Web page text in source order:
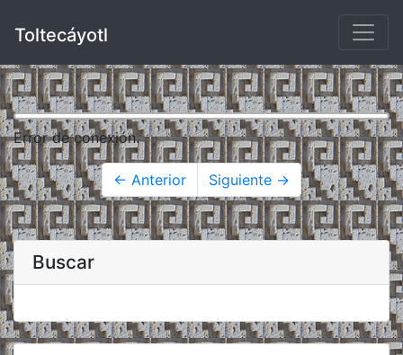
Toltecáyotl
Error de conexión.
← Anterior Siguiente →
Buscar